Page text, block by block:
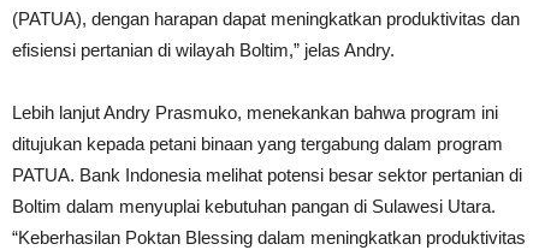
(PATUA), dengan harapan dapat meningkatkan produktivitas dan
efisiensi pertanian di wilayah Boltim,” jelas Andry.
Lebih lanjut Andry Prasmuko, menekankan bahwa program ini
ditujukan kepada petani binaan yang tergabung dalam program
PATUA. Bank Indonesia melihat potensi besar sektor pertanian di
Boltim dalam menyuplai kebutuhan pangan di Sulawesi Utara.
“Keberhasilan Poktan Blessing dalam meningkatkan produktivitas